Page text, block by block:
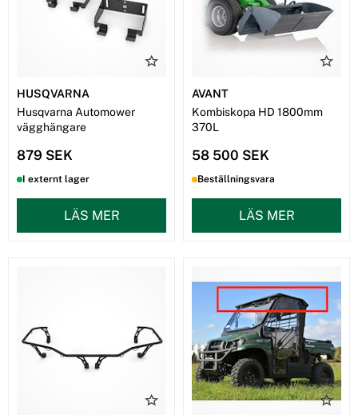
HUSQVARNA
Husqvarna Automower
vägghängare
879 SEK
I externt lager
LÄS MER
AVANT
Kombiskopa HD 1800mm
370L
58 500 SEK
Beställningsvara
LÄS MER